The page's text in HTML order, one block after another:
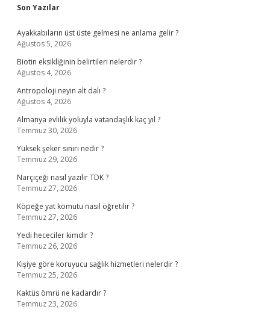
Sidebar
Son Yazılar
Ayakkabıların üst üste gelmesi ne anlama gelir ?
Ağustos 5, 2026
Biotin eksikliğinin belirtileri nelerdir ?
Ağustos 4, 2026
Antropoloji neyin alt dalı ?
Ağustos 4, 2026
Almanya evlilik yoluyla vatandaşlık kaç yıl ?
Temmuz 30, 2026
Yüksek şeker sınırı nedir ?
Temmuz 29, 2026
Narçiçeği nasıl yazılır TDK ?
Temmuz 27, 2026
Köpeğe yat komutu nasıl öğretilir ?
Temmuz 27, 2026
Yedi hececiler kimdir ?
Temmuz 26, 2026
Kişiye göre koruyucu sağlık hizmetleri nelerdir ?
Temmuz 25, 2026
Kaktüs ömrü ne kadardır ?
Temmuz 23, 2026